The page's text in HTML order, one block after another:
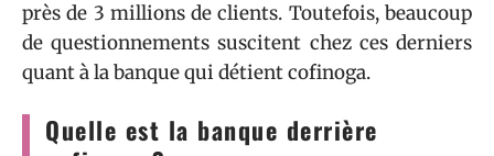
près de 3 millions de clients. Toutefois, beaucoup
de questionnements suscitent chez ces derniers
quant à la banque qui détient cofinoga.
Quelle est la banque derrière